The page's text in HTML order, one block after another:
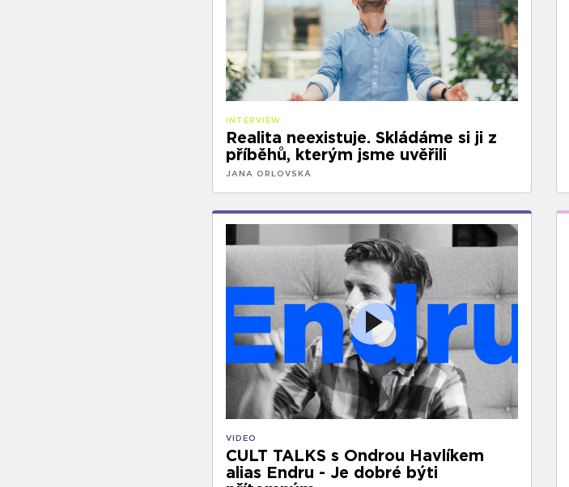
INTERVIEW
Realita neexistuje. Skládáme si ji z
příběhů, kterým jsme uvěřili
JANA ORLOVSKÁ
VIDEO
CULT TALKS s Ondrou Havlíkem
alias Endru - Je dobré býti